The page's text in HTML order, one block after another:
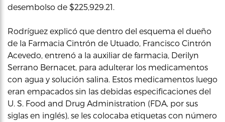
desembolso de $225,929.21.
Rodríguez explicó que dentro del esquema el dueño
de la Farmacia Cintrón de Utuado, Francisco Cintrón
Acevedo, entrenó a la auxiliar de farmacia, Derilyn
Serrano Bernacet, para adulterar los medicamentos
con agua y solución salina. Estos medicamentos luego
eran empacados sin las debidas especificaciones del
U. S. Food and Drug Administration (FDA, por sus
siglas en inglés), se les colocaba etiquetas con número